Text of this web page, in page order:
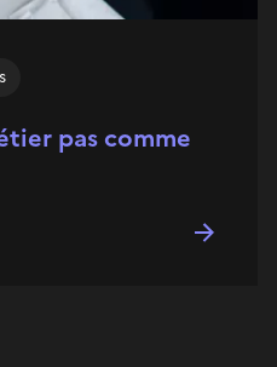
pas comme